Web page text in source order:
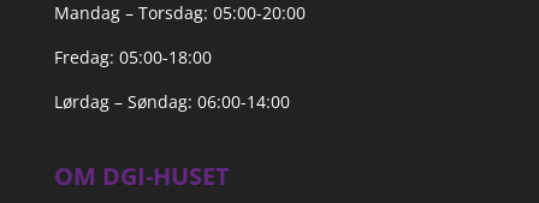
Mandag – Torsdag: 05:00-20:00
Fredag: 05:00-18:00
Lørdag – Søndag: 06:00-14:00
OM DGI-HUSET